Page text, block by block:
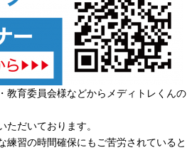
教育委員会様などからメディトレくんの
だいております。
習の時間確保にもご苦労されていると